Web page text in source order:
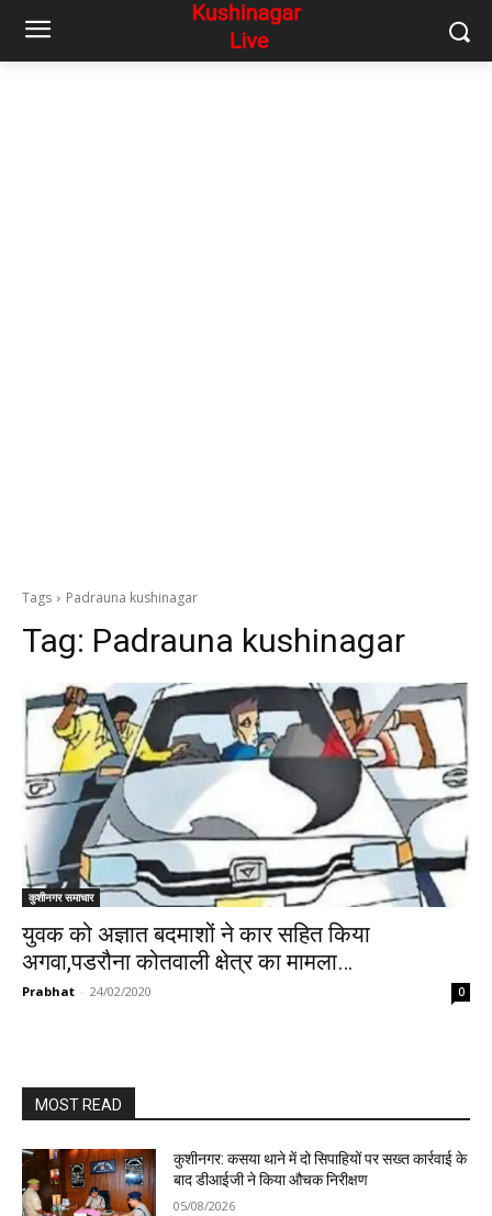
Tags Padrauna kushinagar
Tag: Padrauna kushinagar
कुशीनगर समाचार
युवक को अज्ञात बदमाशों ने कार सहित किया
अगवा,पडरौना कोतवाली क्षेत्र का मामला…
Prabhat - 24/02/2020 0
MOST READ
कुशीनगर: कसया थाने में दो सिपाहियों पर सख्त कार्रवाई के
बाद डीआईजी ने किया औचक निरीक्षण
05/08/2026